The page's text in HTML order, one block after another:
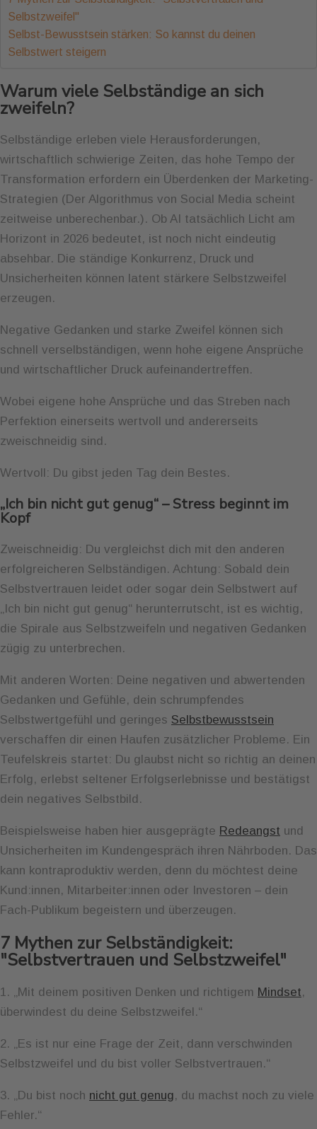
Selbstzweifel"
Selbst-Bewusstsein stärken: So kannst du deinen
Selbstwert steigern
Warum viele Selbständige an sich
zweifeln?
Selbständige erleben viele Herausforderungen,
wirtschaftlich schwierige Zeiten, das hohe Tempo der
Transformation erfordern ein Überdenken der Marketing-
Strategien (Der Algorithmus von Social Media scheint
zeitweise unberechenbar.). Ob AI tatsächlich Licht am
Horizont in 2026 bedeutet, ist noch nicht eindeutig
absehbar. Die ständige Konkurrenz, Druck und
Unsicherheiten können latent stärkere Selbstzweifel
erzeugen.
Negative Gedanken und starke Zweifel können sich
schnell verselbständigen, wenn hohe eigene Ansprüche
und wirtschaftlicher Druck aufeinandertreffen.
Wobei eigene hohe Ansprüche und das Streben nach
Perfektion einerseits wertvoll und andererseits
zweischneidig sind.
Wertvoll: Du gibst jeden Tag dein Bestes.
„Ich bin nicht gut genug“ – Stress beginnt im
Kopf
Zweischneidig: Du vergleichst dich mit den anderen
erfolgreicheren Selbständigen. Achtung: Sobald dein
Selbstvertrauen leidet oder sogar dein Selbstwert auf
„Ich bin nicht gut genug“ herunterrutscht, ist es wichtig,
die Spirale aus Selbstzweifeln und negativen Gedanken
zügig zu unterbrechen.
Mit anderen Worten: Deine negativen und abwertenden
Gedanken und Gefühle, dein schrumpfendes
Selbstwertgefühl und geringes Selbstbewusstsein
verschaffen dir einen Haufen zusätzlicher Probleme. Ein
Teufelskreis startet: Du glaubst nicht so richtig an deinen
Erfolg, erlebst seltener Erfolgserlebnisse und bestätigst
dein negatives Selbstbild.
Beispielsweise haben hier ausgeprägte Redeangst und
Unsicherheiten im Kundengespräch ihren Nährboden. Das
kann kontraproduktiv werden, denn du möchtest deine
Kund:innen, Mitarbeiter:innen oder Investoren – dein
Fach-Publikum begeistern und überzeugen.
7 Mythen zur Selbständigkeit:
"Selbstvertrauen und Selbstzweifel"
1. „Mit deinem positiven Denken und richtigem Mindset,
überwindest du deine Selbstzweifel.“
2. „Es ist nur eine Frage der Zeit, dann verschwinden
Selbstzweifel und du bist voller Selbstvertrauen.“
3. „Du bist noch nicht gut genug, du machst noch zu viele
Fehler.“